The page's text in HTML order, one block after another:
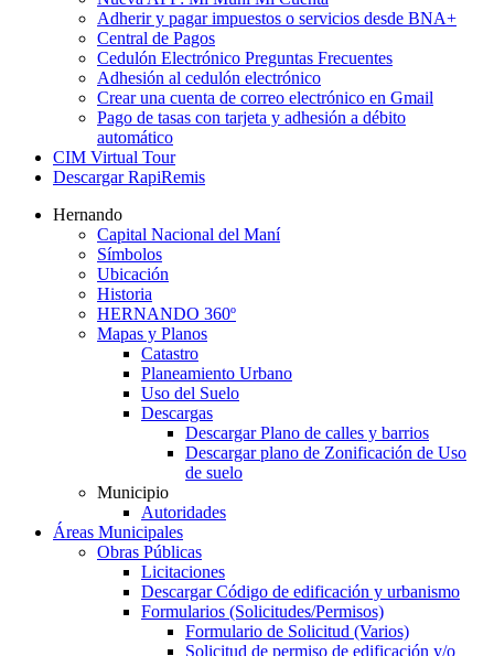
Adherir y pagar impuestos o servicios desde BNA+
Central de Pagos
Cedulón Electrónico Preguntas Frecuentes
Adhesión al cedulón electrónico
Crear una cuenta de correo electrónico en Gmail
Pago de tasas con tarjeta y adhesión a débito
automático
CIM Virtual Tour
Descargar RapiRemis
Hernando
Capital Nacional del Maní
Símbolos
Ubicación
Historia
HERNANDO 360º
Mapas y Planos
Catastro
Planeamiento Urbano
Uso del Suelo
Descargas
Descargar Plano de calles y barrios
Descargar plano de Zonificación de Uso
de suelo
Municipio
Autoridades
Áreas Municipales
Obras Públicas
Licitaciones
Descargar Código de edificación y urbanismo
Formularios (Solicitudes/Permisos)
Formulario de Solicitud (Varios)
Solicitud de permiso de edificación y/o